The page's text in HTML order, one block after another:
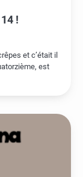
!
et c’était il
est